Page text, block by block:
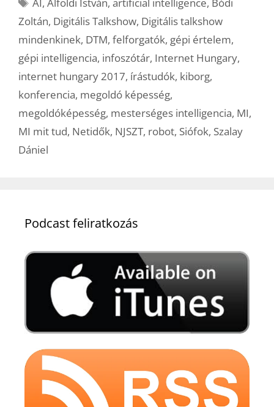
Zoltán, Digitális Talkshow, Digitális talkshow
mindenkinek, DTM, felforgatók, gépi értelem,
gépi intelligencia, infoszótár, Internet Hungary,
internet hungary 2017, írástudók, kiborg,
konferencia, megoldó képesség,
megoldóképesség, mesterséges intelligencia, MI,
MI mit tud, Netidők, NJSZT, robot, Siófok, Szalay
Dániel
Podcast feliratkozás